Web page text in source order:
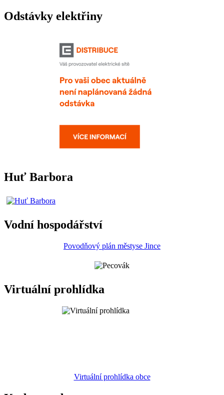
Odstávky elektřiny
Huť Barbora
Vodní hospodářství
Povodňový plán městyse Jince
Virtuální prohlídka
Virtuální prohlídka obce